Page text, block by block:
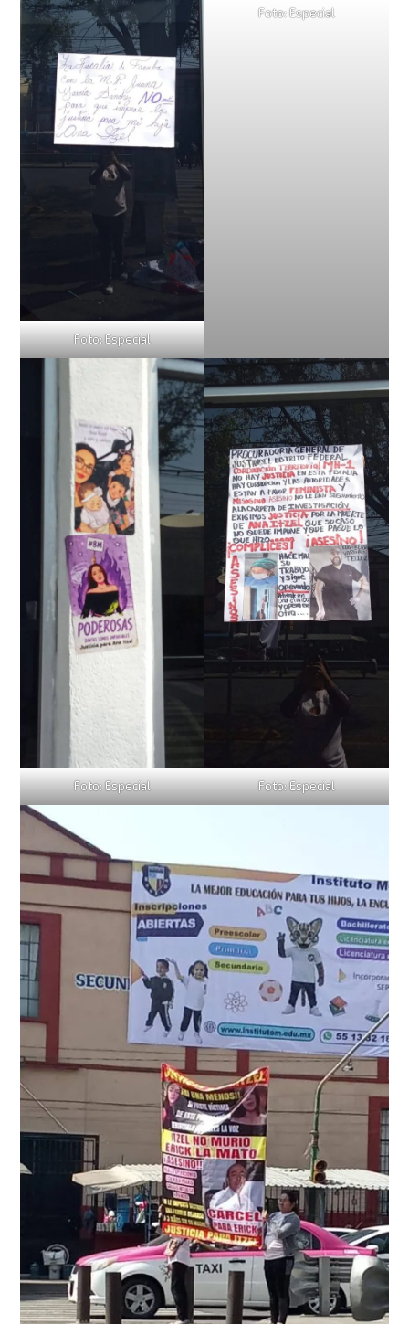
Foto: Especial
Foto: Especial
Foto: Especial Foto: Especial